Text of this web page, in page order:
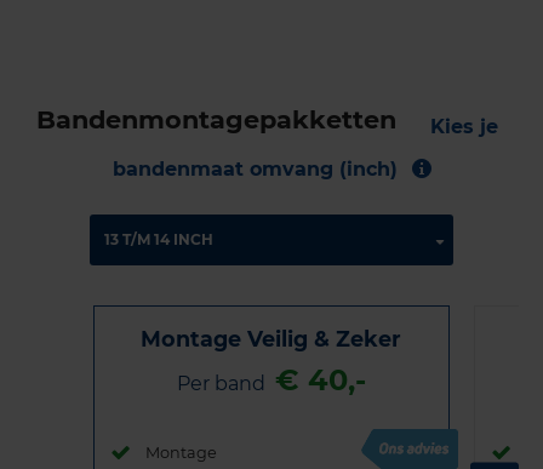
Bandenmontagepakketten
Kies je
bandenmaat omvang (inch)
Montage Veilig & Zeker
Per band € 40,-
Montage